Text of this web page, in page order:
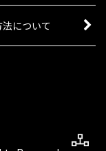
について